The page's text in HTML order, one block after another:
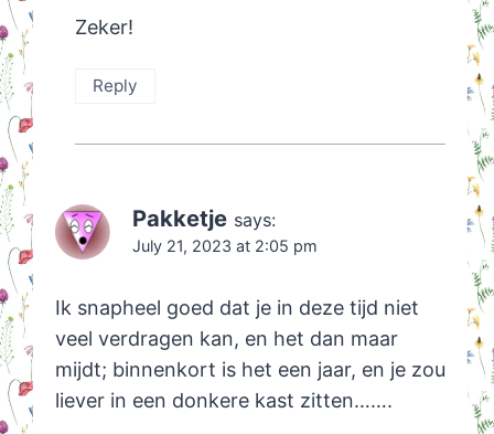
Zeker!
Reply
Pakketje says:
July 21, 2023 at 2:05 pm
Ik snapheel goed dat je in deze tijd niet
veel verdragen kan, en het dan maar
mijdt; binnenkort is het een jaar, en je zou
liever in een donkere kast zitten…….